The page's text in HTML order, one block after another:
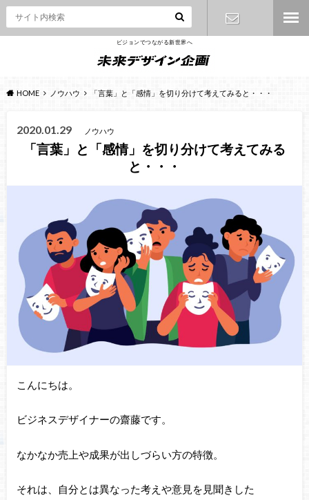
ビジョンでつながる新世界へ
HOME ノウハウ 「言葉」と「感情」を切り分けて考えてみると・・・
2020.01.29 ノウハウ
「言葉」と「感情」を切り分けて考えてみる
と・・・
こんにちは。
ビジネスデザイナーの齋藤です。
なかなか売上や成果が出しづらい方の特徴。
それは、自分とは異なった考えや意見を見聞きした